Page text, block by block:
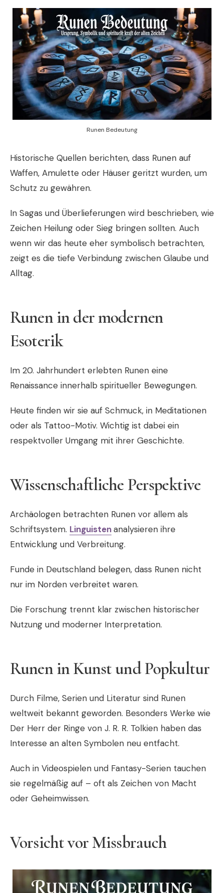
Runen Bedeutung
Historische Quellen berichten, dass Runen auf
Waffen, Amulette oder Häuser geritzt wurden, um
Schutz zu gewähren.
In Sagas und Überlieferungen wird beschrieben, wie
Zeichen Heilung oder Sieg bringen sollten. Auch
wenn wir das heute eher symbolisch betrachten,
zeigt es die tiefe Verbindung zwischen Glaube und
Alltag.
Runen in der modernen
Esoterik
Im 20. Jahrhundert erlebten Runen eine
Renaissance innerhalb spiritueller Bewegungen.
Heute finden wir sie auf Schmuck, in Meditationen
oder als Tattoo-Motiv. Wichtig ist dabei ein
respektvoller Umgang mit ihrer Geschichte.
Wissenschaftliche Perspektive
Archäologen betrachten Runen vor allem als
Schriftsystem. Linguistenanalysieren ihre
Entwicklung und Verbreitung.
Funde in Deutschland belegen, dass Runen nicht
nur im Norden verbreitet waren.
Die Forschung trennt klar zwischen historischer
Nutzung und moderner Interpretation.
Runen in Kunst und Popkultur
Durch Filme, Serien und Literatur sind Runen
weltweit bekannt geworden. Besonders Werke wie
Der Herr der Ringe von J. R. R. Tolkien haben das
Interesse an alten Symbolen neu entfacht.
Auch in Videospielen und Fantasy-Serien tauchen
sie regelmäßig auf – oft als Zeichen von Macht
oder Geheimwissen.
Vorsicht vor Missbrauch